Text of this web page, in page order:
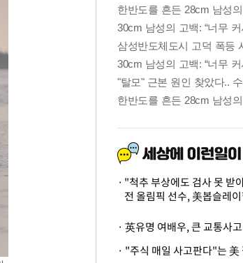
"척추 부상에도 검사 못
전 올림픽 선수, 美봅슬레